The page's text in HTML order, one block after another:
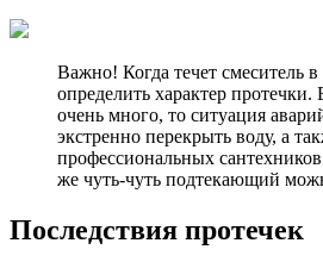
Важно! Когда течет смеситель
определить характер протечки.
очень много, то ситуация
экстренно перекрыть воду, а
профессиональных
же чуть-чуть подтекающий
Последствия протечек